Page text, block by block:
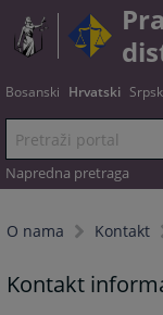
Bosanski Hrvatski
Napredna pretraga
O nama Kontakt
Kontakt